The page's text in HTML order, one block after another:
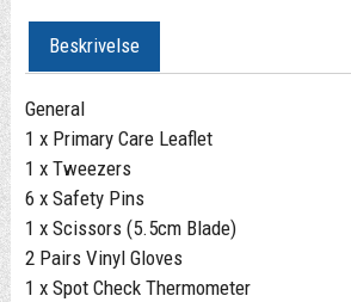
Beskrivelse
General
1 x Primary Care Leaflet
1 x Tweezers
6 x Safety Pins
1 x Scissors (5.5cm Blade)
2 Pairs Vinyl Gloves
1 x Spot Check Thermometer